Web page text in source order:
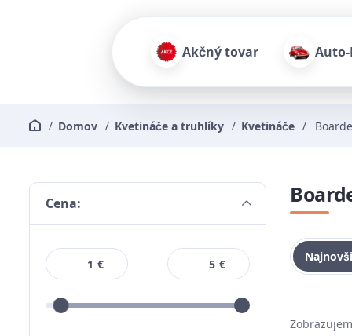
Akčný tovar
Domov Kvetináče a truhlíky Kvetináče
Cena:
€ €